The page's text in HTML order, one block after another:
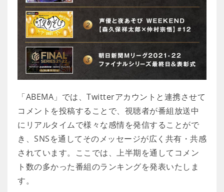
「ABEMA」では、Twitterアカウントと連携させて
コメントを投稿することで、視聴者が番組放送中
にリアルタイムで様々な感情を発信することがで
き、SNSを通してそのメッセージが広く共有・共感
されています。ここでは、上半期を通してコメン
ト数の多かった番組のランキングを発表いたしま
す。